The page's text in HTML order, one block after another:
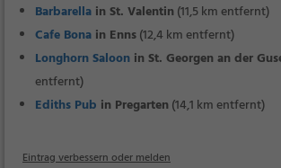
Barbarella in St. Valentin (11,5 km entfernt)
Cafe Bona in Enns(12,4 km entfernt)
Longhorn Saloon in St. Georgen an der
entfernt)
Ediths Pub in Pregarten (14,1 km entfernt)
Eintrag verbessern oder melden